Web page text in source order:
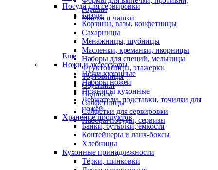
горшки
Миски и чашки
Посуда для сервировки
Блюда
Корзины, вазы, конфетницы
Сахарницы
Менажницы, шубницы
Масленки, креманки, икорницы
Наборы для специй, мельницы
Фруктовницы, этажерки
Тортовницы
Соусники
Подносы
Салфетницы
Салфетки для сервировки
Наборы посуды, сервизы
Еще
Ножи и аксессуары
Ножи кухонные
Наборы ножей
Ножницы кухонные
Держатели, подставки, точилки для
ножей
Хранение продуктов
Банки, бутылки, ёмкости
Контейнеры и ланч-боксы
Хлебницы
Кухонные принадлежности
Тёрки, шинковки